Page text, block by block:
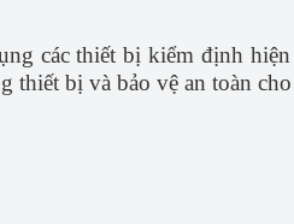
công
các thiết bị kiểm định
thiết bị và bảo vệ an toàn